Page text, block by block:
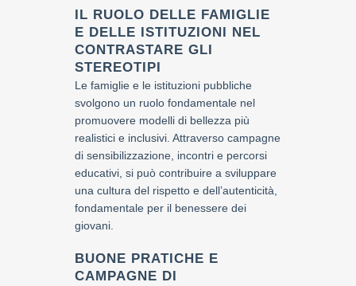
IL RUOLO DELLE FAMIGLIE
E DELLE ISTITUZIONI NEL
CONTRASTARE GLI
STEREOTIPI
Le famiglie e le istituzioni pubbliche
svolgono un ruolo fondamentale nel
promuovere modelli di bellezza più
realistici e inclusivi. Attraverso campagne
di sensibilizzazione, incontri e percorsi
educativi, si può contribuire a sviluppare
una cultura del rispetto e dell’autenticità,
fondamentale per il benessere dei
giovani.
BUONE PRATICHE E
CAMPAGNE DI